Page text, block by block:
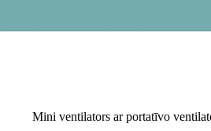
Mini ventilators ar portatīvo